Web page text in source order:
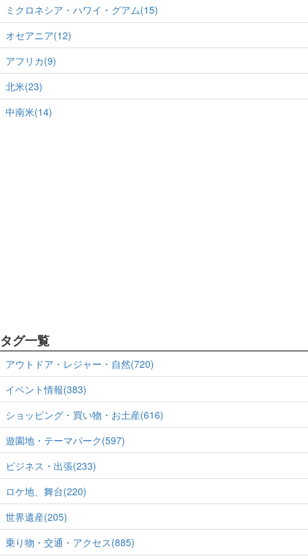
ミクロネシア・ハワイ・グアム(15)
オセアニア(12)
アフリカ(9)
北米(23)
中南米(14)
タグ一覧
アウトドア・レジャー・自然(720)
イベント情報(383)
ショッピング・買い物・お土産(616)
遊園地・テーマパーク(597)
ビジネス・出張(233)
ロケ地、舞台(220)
世界遺産(205)
乗り物・交通・アクセス(885)